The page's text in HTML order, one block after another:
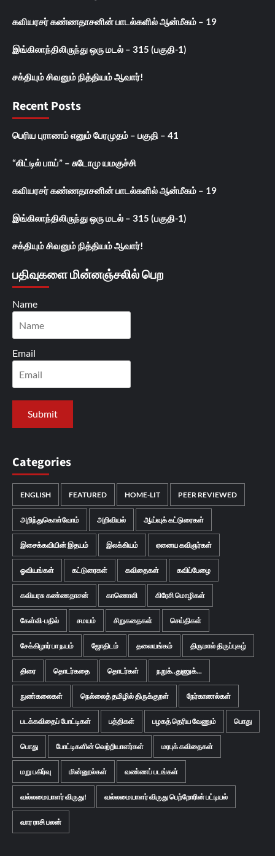
கவியரசர் கண்ணதாசனின் பாடல்களில் ஆன்மீகம் – 19
இங்கிலாந்திலிருந்து ஒரு மடல் – 315 (பகுதி-1)
சக்தியும் சிவனும் நித்தியம் ஆவார்!
Recent Posts
பெரிய புராணம் எனும் பேரமுதம் – பகுதி – 41
“லிட்டில் பாய்” – சுடோமு யமகுச்சி
கவியரசர் கண்ணதாசனின் பாடல்களில் ஆன்மீகம் – 19
இங்கிலாந்திலிருந்து ஒரு மடல் – 315 (பகுதி-1)
சக்தியும் சிவனும் நித்தியம் ஆவார்!
பதிவுகளை மின்னஞ்சலில் பெற
Name
Email
Categories
ENGLISH FEATURED HOME-LIT PEER REVIEWED
அறிந்துகொள்வோம் அறிவியல் ஆய்வுக் கட்டுரைகள்
இசைக்கவியின் இதயம் இலக்கியம் ஏனைய கவிஞர்கள்
ஓவியங்கள் கட்டுரைகள் கவிதைகள் கவிப்பேழை
கவியரசு கண்ணதாசன் காணொலி கிரேசி மொழிகள்
கேள்வி-பதில் சமயம் சிறுகதைகள் செய்திகள்
சேக்கிழார் பா நயம் ஜோதிடம் தலையங்கம் திருமால் திருப்புகழ்
திரை தொடர்கதை தொடர்கள் நறுக்..துணுக்...
நுண்கலைகள் நெல்லைத் தமிழில் திருக்குறள் நேர்காணல்கள்
படக்கவிதைப் போட்டிகள் பத்திகள் பழகத் தெரிய வேணும் பொது
பொது போட்டிகளின் வெற்றியாளர்கள் மரபுக் கவிதைகள்
மறு பகிர்வு மின்னூல்கள் வண்ணப் படங்கள்
வல்லமையாளர் விருது! வல்லமையாளர் விருது பெற்றோரின் பட்டியல்
வார ராசி பலன்